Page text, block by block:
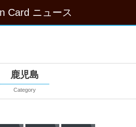
Card ニュース
鹿児島
Category